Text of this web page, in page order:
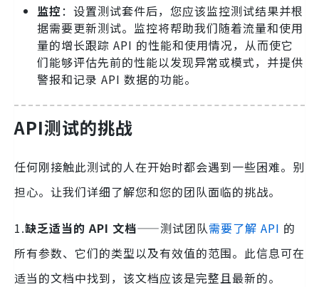
监控：设置测试套件后，您应该监控测试结果并根
据需要更新测试。监控将帮助我们随着流量和使用
量的增长跟踪 API 的性能和使用情况，从而使它
们能够评估先前的性能以发现异常或模式，并提供
警报和记录 API 数据的功能。
API测试的挑战
任何刚接触此测试的人在开始时都会遇到一些困难。别
担心。让我们详细了解您和您的团队面临的挑战。
1.缺乏适当的 API 文档——测试团队需要了解 API 的
所有参数、它们的类型以及有效值的范围。此信息可在
适当的文档中找到，该文档应该是完整且最新的。